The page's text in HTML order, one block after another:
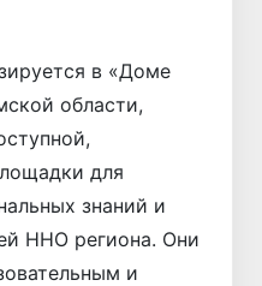
в «Доме
области,
для
знаний и
ННО региона. Они
и